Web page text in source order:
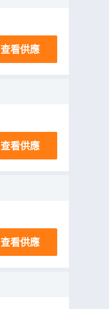
查看供應
查看供應
查看供應